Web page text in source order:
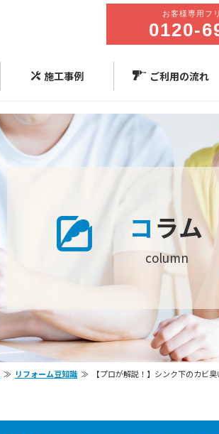
施工事例 ご利用の流れ
コ ラム
column
リフォーム豆知識 【プロが解説！】シンク下のカビ